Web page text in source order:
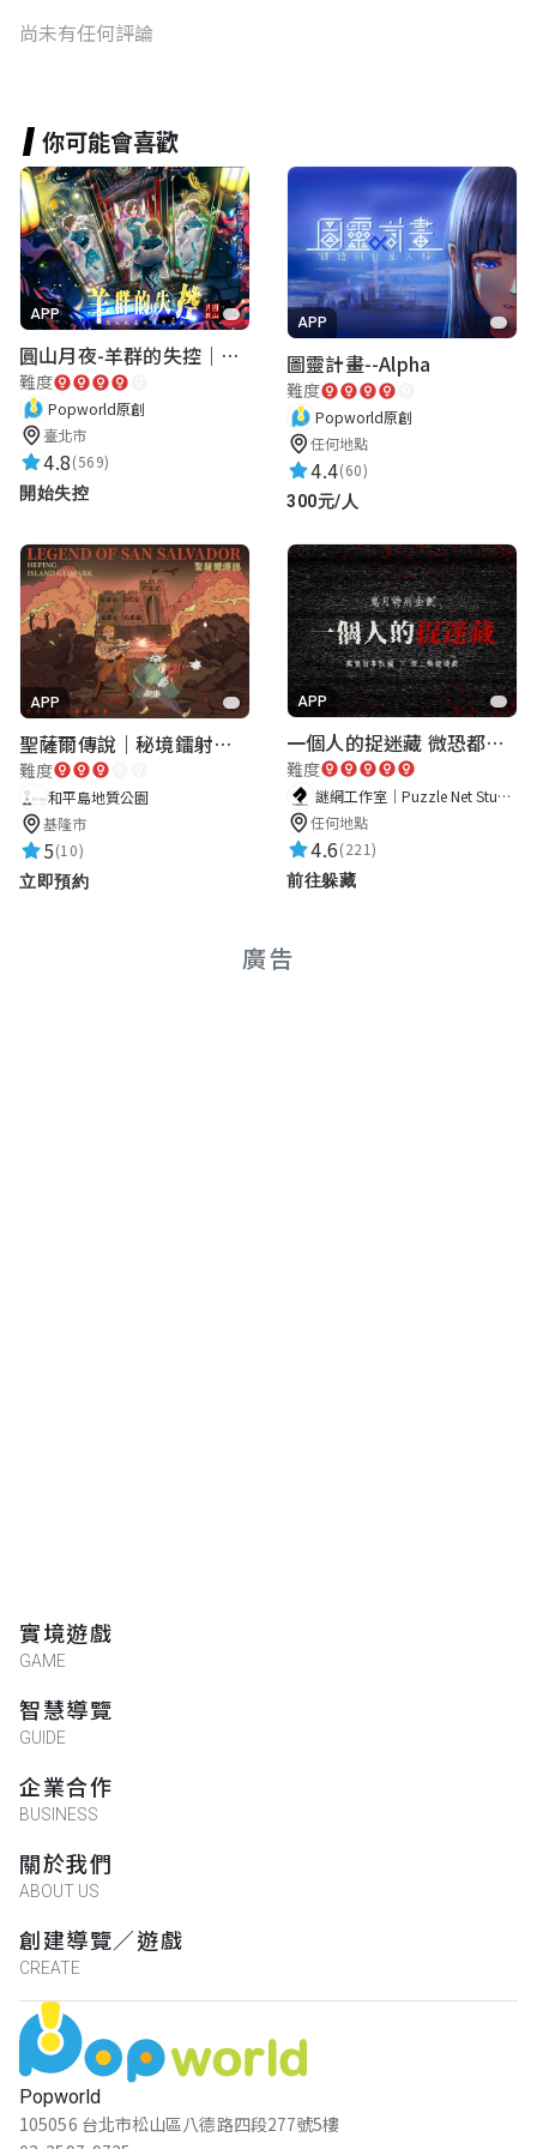
尚未有任何評論
你可能會喜歡
APP
圓山月夜-羊群的失控｜圓山飯店 ARG實境解謎遊戲
難度
Popworld原創
臺北市
4.8(569)
開始失控
APP
圖靈計畫--Alpha
難度
Popworld原創
任何地點
4.4(60)
300元/人
APP
聖薩爾傳說｜秘境鐳射激戰
難度
和平島地質公園
基隆市
5(10)
立即預約
APP
一個人的捉迷藏 微恐都市傳說
難度
謎網工作室｜Puzzle Net Studio
任何地點
4.6(221)
前往躲藏
廣告
Popworld
105056 台北市松山區八德路四段277號5樓
實境遊戲
GAME
智慧導覽
GUIDE
企業合作
BUSINESS
關於我們
ABOUT US
創建導覽／遊戲
CREATE